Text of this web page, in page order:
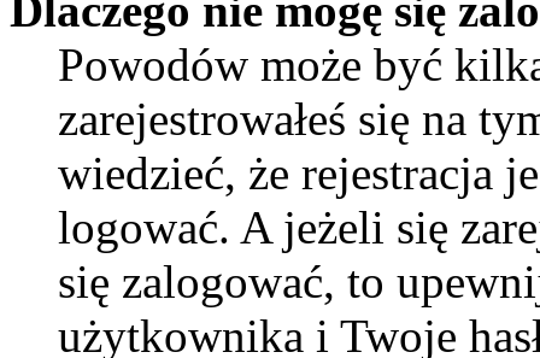
Dlaczego nie mogę się
Powodów może być
zarejestrowałeś się na
wiedzieć, że rejestracja
logować. A jeżeli się
się zalogować, to
użytkownika i Twoje